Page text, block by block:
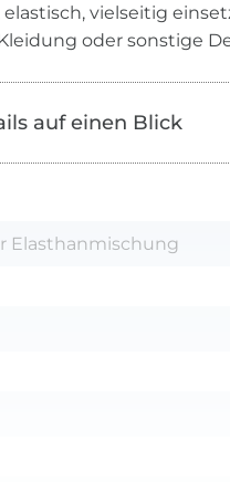
elastisch, vielseitig
oder sonstige
auf einen Blick
Elasthanmischung